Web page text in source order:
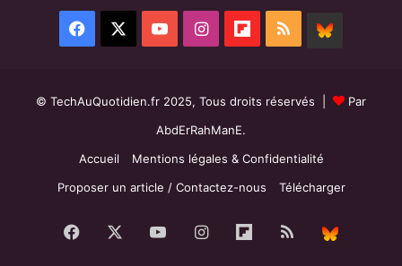
Facebook YouTubeInstagramFlipboard
RSS
© TechAuQuotidien.fr 2025, Tous droits réservés |
Par
AbdErRahManE.
Accueil
Mentions légales & Confidentialité
Proposer un article / Contactez-nous
Télécharger
Facebook YouTubeInstagramFlipboard
RSS